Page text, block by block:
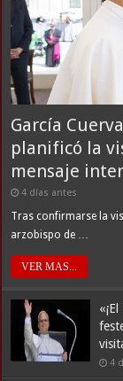
García
planificó la
mensaje
4 días antes
Tras confirmarse la
arzobispo de …
VER MAS...
4